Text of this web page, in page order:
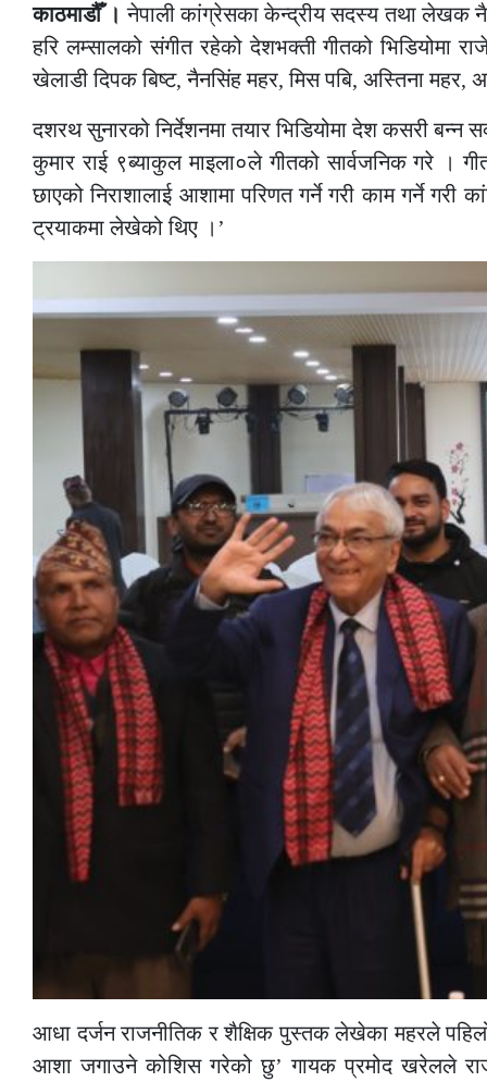
काठमाडौँ । नेपाली कांग्रेसका केन्द्रीय सदस्य तथा लेखक
हरि लम्सालको संगीत रहेको देशभक्ती गीतको भिडियोमा
खेलाडी दिपक बिष्ट, नैनसिंह महर, मिस पबि, अस्तिना महर,
दशरथ सुनारको निर्देशनमा तयार भिडियोमा देश कसरी बन्न
कुमार राई ९ब्याकुल माइला०ले गीतको सार्वजनिक गरे ।
छाएको निराशालाई आशामा परिणत गर्ने गरी काम गर्ने
ट्रयाकमा लेखेको थिए ।’
आधा दर्जन राजनीतिक र शैक्षिक पुस्तक लेखेका महरले
आशा जगाउने कोशिस गरेको छु’ गायक प्रमोद खरेलले